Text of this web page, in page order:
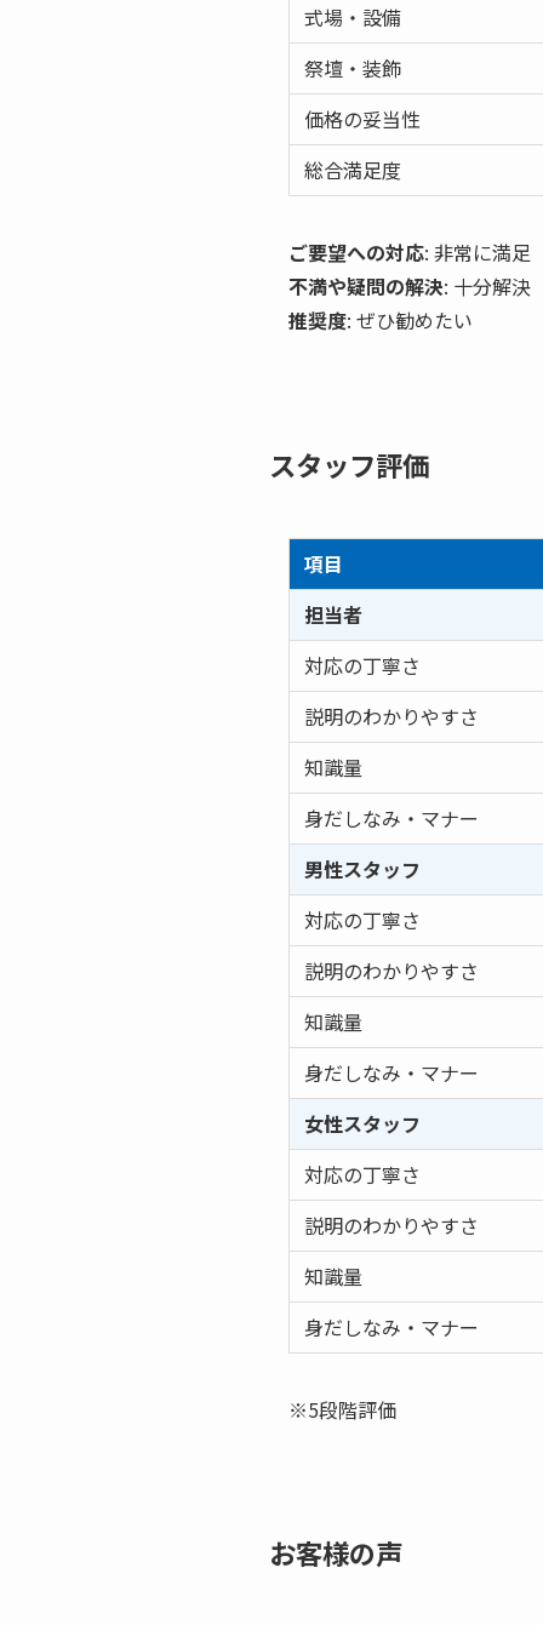
式場・設備
祭壇・装飾
価格の妥当性
総合満足度
ご要望への対応: 非常に満足
不満や疑問の解決: 十分解決
推奨度: ぜひ勧めたい
スタッフ評価
項目
担当者
対応の丁寧さ
説明のわかりやすさ
知識量
身だしなみ・マナー
男性スタッフ
対応の丁寧さ
説明のわかりやすさ
知識量
身だしなみ・マナー
女性スタッフ
対応の丁寧さ
説明のわかりやすさ
知識量
身だしなみ・マナー
※5段階評価
お客様の声